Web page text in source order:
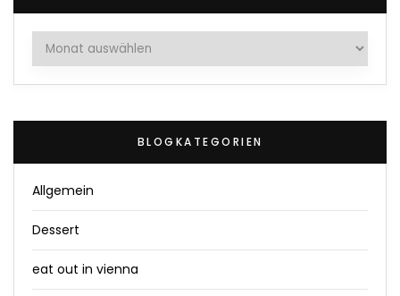
Archiv
BLOGKATEGORIEN
Allgemein
Dessert
eat out in vienna